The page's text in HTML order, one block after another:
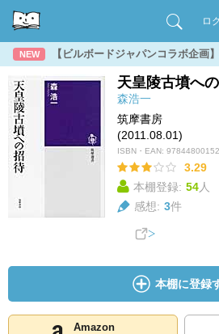
ロ
NEW 【ビルボードジャパンコラボ企画
天皇陵古墳へ
森浩一
筑摩書房
(2011.08.01)
ISBN・EAN:
3.29
本棚登録: 54人
感想: 3件
本棚に登録
Amazon